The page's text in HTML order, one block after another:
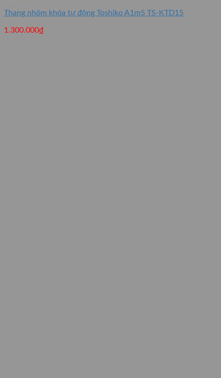
Thang nhôm khóa tự động Toshiko A1m5 TS-KTD15
1.300.000₫